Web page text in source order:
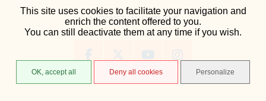
This site uses cookies to facilitate your navigation and
enrich the content offered to you.
You can still deactivate them at any time if you wish.
OK, accept all Deny all cookies Personalize
COOKIES MANAGEMENT